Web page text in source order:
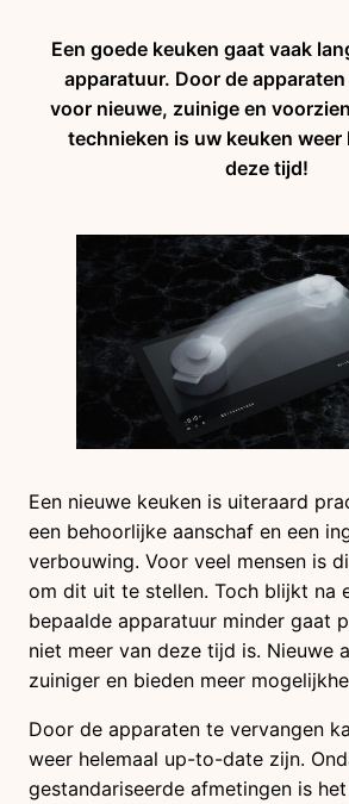
Een goede keuken gaat vaak
apparatuur. Door de
voor nieuwe, zuinige en
technieken is uw keuken weer
deze tijd!
Een nieuwe keuken is uiteraard
een behoorlijke aanschaf en een
verbouwing. Voor veel mensen is
om dit uit te stellen. Toch blijkt na
bepaalde apparatuur minder gaat
niet meer van deze tijd is. Nieuwe
zuiniger en bieden meer
Door de apparaten te vervangen
weer helemaal up-to-date zijn.
gestandariseerde afmetingen is